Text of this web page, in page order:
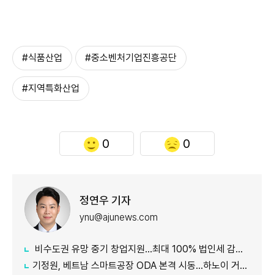
#식품산업 #중소벤처기업진흥공단
#지역특화산업
0 0
정연우 기자
ynu@ajunews.com
비수도권 유망 중기 창업지원...최대 100% 법인세 감면 나서
기정원, 베트남 스마트공장 ODA 본격 시동...하노이 거점 개소